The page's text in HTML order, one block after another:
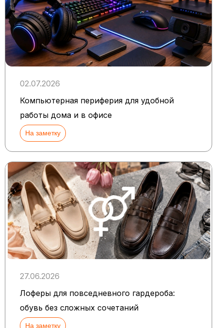
02.07.2026
Компьютерная периферия для удобной
работы дома и в офисе
На заметку
27.06.2026
Лоферы для повседневного гардероба:
обувь без сложных сочетаний
На заметку